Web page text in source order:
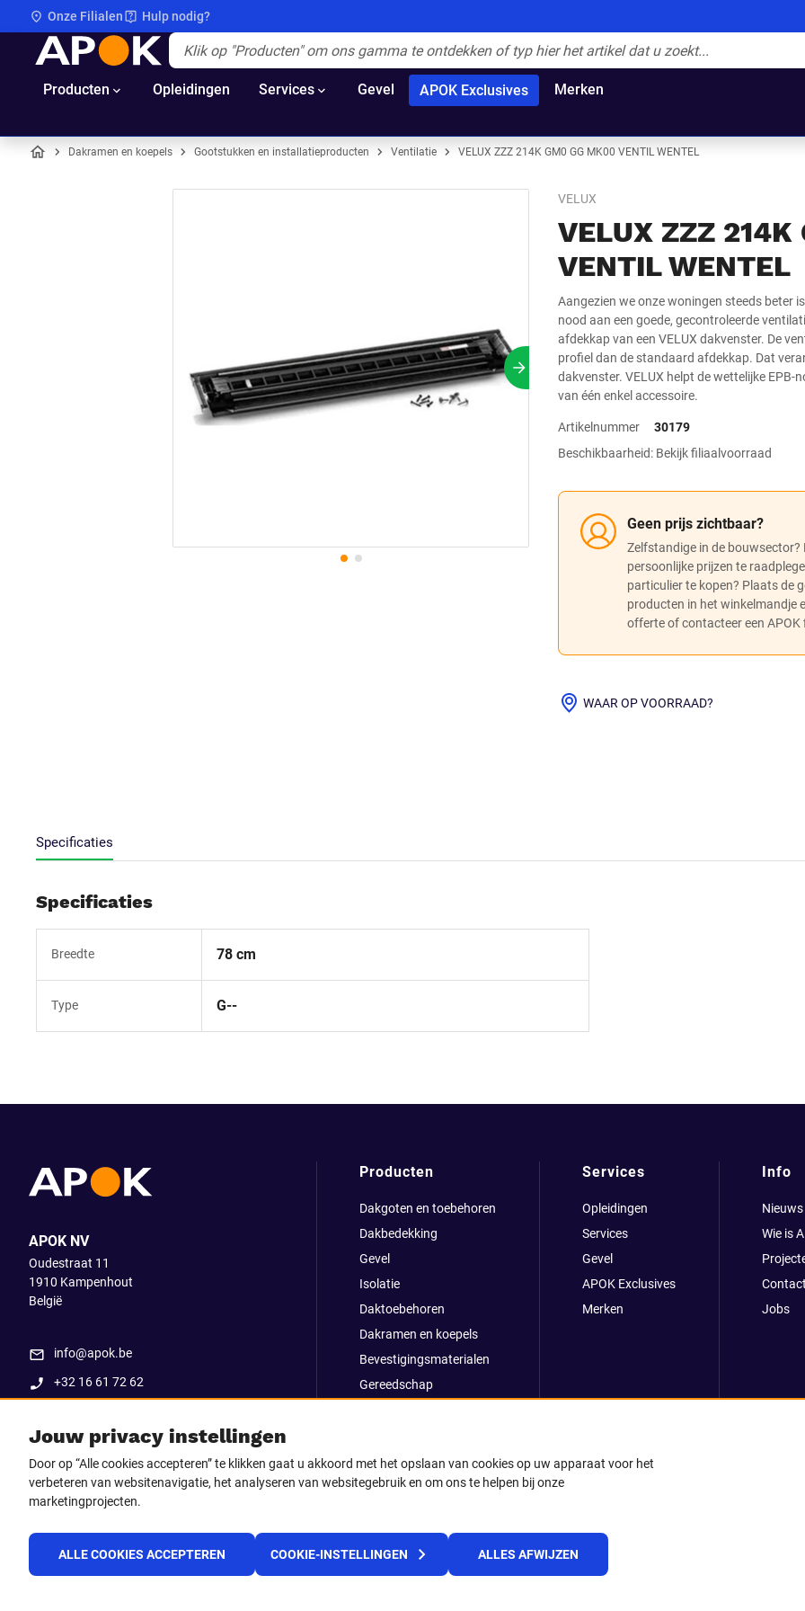
Onze Filialen Hulp nodig?
APOK
Producten Opleidingen Services Gevel APOK Exclusives Merken
Dakramen en koepels Gootstukken en installatieproducten Ventilatie VELUX ZZZ 214K GM0 GG MK00 VENTIL WENTEL
VELUX
VELUX ZZZ
VENTIL WENTEL
Aangezien we onze woningen steeds beter
nood aan een goede, gecontroleerde
afdekkap van een VELUX dakvenster. De
profiel dan de standaard afdekkap. Dat
dakvenster. VELUX helpt de wettelijke
van één enkel accessoire.
Volgende slide
Artikelnummer
30179
Beschikbaarheid: Bekijk filiaalvoorraad
Geen prijs zichtbaar?
Zelfstandige in de bouwsector?
persoonlijke prijzen te
particulier te kopen? Plaats de
producten in het winkelmandje
offerte of contacteer een APOK
WAAR OP VOORRAAD?
Specificaties
Specificaties
Breedte 78 cm
Type G--
Jouw privacy instellingen
Door op “Alle cookies accepteren” te klikken gaat u akkoord met het opslaan van cookies op uw apparaat voor het
verbeteren van websitenavigatie, het analyseren van websitegebruik en om ons te helpen bij onze
marketingprojecten.
ALLE COOKIES ACCEPTEREN COOKIE-INSTELLINGEN ALLES AFWIJZEN
APOK NV
Oudestraat 11
1910 Kampenhout
België
info@apok.be
+32 16 61 72 62
Producten
Dakgoten en toebehoren
Dakbedekking
Gevel
Isolatie
Daktoebehoren
Dakramen en koepels
Bevestigingsmaterialen
Gereedschap
Go Strong
Services
Opleidingen
Services
Gevel
APOK Exclusives
Merken
Info
Nieuws
Wie is
Jobs
Volg ons op